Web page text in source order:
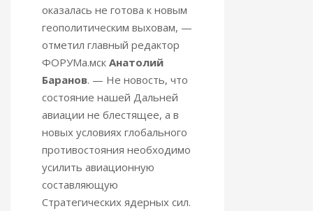
оказалась не готова к новым
геополитическим выховам, —
отметил главный редактор
ФОРУМа.мск Анатолий
Баранов. — Не новость, что
состояние нашей Дальней
авиации не блестящее, а в
новых условиях глобального
противостояния необходимо
усилить авиационную
составляющую
Стратегических ядерных сил.